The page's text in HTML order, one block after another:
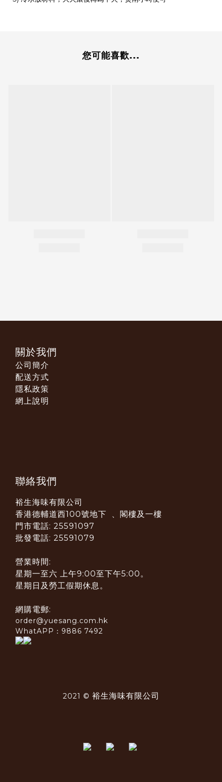
您可能喜歡...
關於我們
公司簡介
配送方式
隱私政策
網上說明
聯絡我們
裕生海味有限公司
香港德輔道西100號地下 、閣樓及一樓
門市電話: 25591097
批發電話: 25591079
營業時間:
星期一至六 上午9:00至下午5:00。
星期日及勞工假期休息。
網購電郵:
order@yuesang.com.hk
WhatAPP：9886 7492
2021 © 裕生海味有限公司